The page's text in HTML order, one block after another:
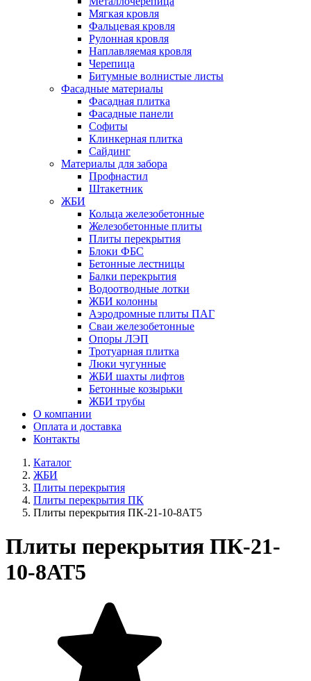
Мягкая кровля
Фальцевая кровля
Рулонная кровля
Наплавляемая кровля
Черепица
Битумные волнистые листы
Фасадные материалы
Фасадная плитка
Фасадные панели
Софиты
Клинкерная плитка
Сайдинг
Материалы для забора
Профнастил
Штакетник
ЖБИ
Кольца железобетонные
Железобетонные плиты
Плиты перекрытия
Блоки ФБС
Бетонные лестницы
Балки перекрытия
Водоотводные лотки
ЖБИ колонны
Аэродромные плиты ПАГ
Сваи железобетонные
Опоры ЛЭП
Тротуарная плитка
Люки чугунные
ЖБИ шахты лифтов
Бетонные козырьки
ЖБИ трубы
О компании
Оплата и доставка
Контакты
Каталог
ЖБИ
Плиты перекрытия
Плиты перекрытия ПК
Плиты перекрытия ПК-21-10-8АТ5
Плиты перекрытия ПК-21-
10-8АТ5